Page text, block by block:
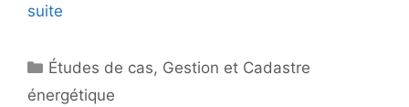
suite
Catégories
Études de cas, Gestion et Cadastre
énergétique